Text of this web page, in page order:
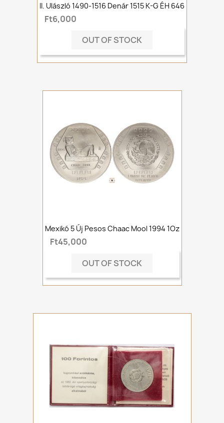
II. Ulászló 1490-1516 Denár 1515 K-G ÉH 646
Ft6,000
OUT OF STOCK
Mexikó 5 Új Pesos Chaac Mool 1994 1Oz
Ft45,000
OUT OF STOCK